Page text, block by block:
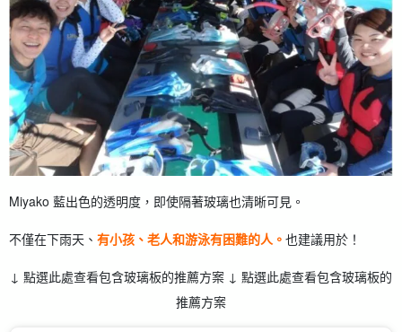
Miyako 藍出色的透明度，即使隔著玻璃也清晰可見。
不僅在下雨天、 有小孩、老人和游泳有困難的人。 也建議用於！
↓ 點選此處查看包含玻璃板的推薦方案 ↓ 點選此處查看包含玻璃板的
推薦方案